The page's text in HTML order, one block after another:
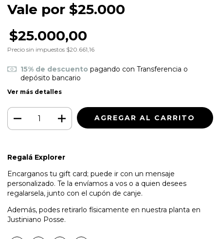
Vale por $25.000
$25.000,00
Precio sin impuestos $20.661,16
15% de descuento pagando con Transferencia o
depósito bancario
Ver más detalles
Regalá Explorer
Encarganos tu gift card; puede ir con un mensaje
personalizado. Te la envíamos a vos o a quien desees
regalarsela, junto con el cupón de canje.
Además, podes retirarlo físicamente en nuestra planta en
Justiniano Posse.